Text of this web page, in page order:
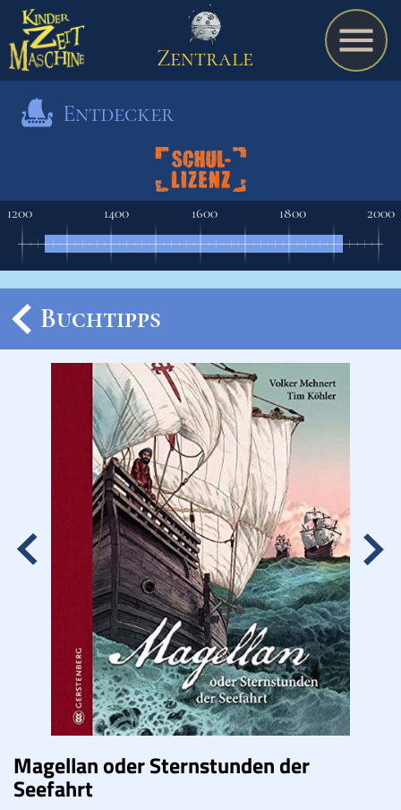
A bis Z
Termine
Schulmaterialien
Zentrale
Entdecker
1200 1400 1600 1800 2000
Ereignisse
Lucys Wissensbox
Karte
Quiz
Memospiel
Videos
Mach mit!
Buchtipps
Schulmaterialien
Museen
Buchtipps
Magellan oder Sternstunden der
Seefahrt